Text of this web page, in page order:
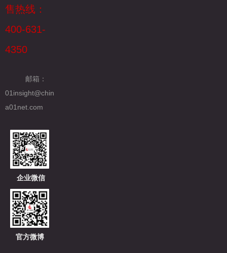
售热线：
400-631-
4350
邮箱：
01insight@chin
a01net.com
企业微信
官方微博